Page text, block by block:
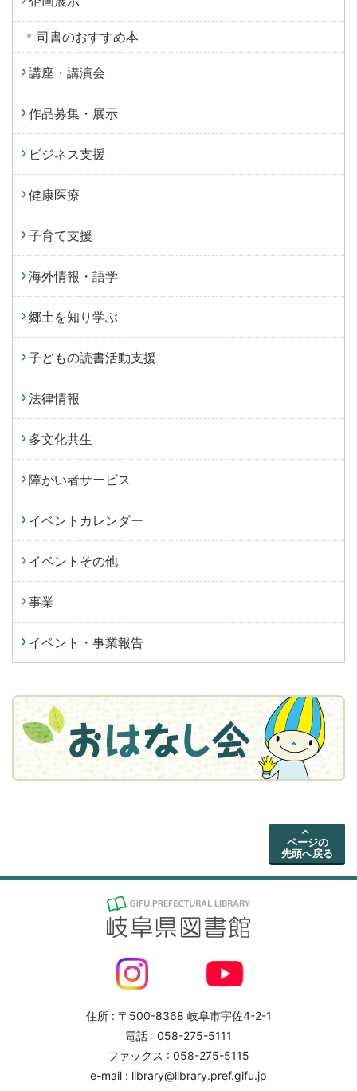
司書のおすすめ本
講座・講演会
作品募集・展示
ビジネス支援
健康医療
子育て支援
海外情報・語学
郷土を知り学ぶ
子どもの読書活動支援
法律情報
多文化共生
障がい者サービス
イベントカレンダー
イベントその他
事業
イベント・事業報告
ページの
先頭へ戻る
住所 : 〒500-8368 岐阜市宇佐4-2-1
電話 : 058-275-5111
ファックス : 058-275-5115
e-mail : library@library.pref.gifu.jp